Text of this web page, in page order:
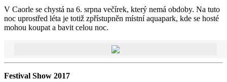
V Caorle se chystá na 6. srpna večírek, který nemá obdoby. Na tuto
noc uprostřed léta je totiž zpřístupněn místní aquapark, kde se hosté
mohou koupat a bavit celou noc.
Festival Show 2017